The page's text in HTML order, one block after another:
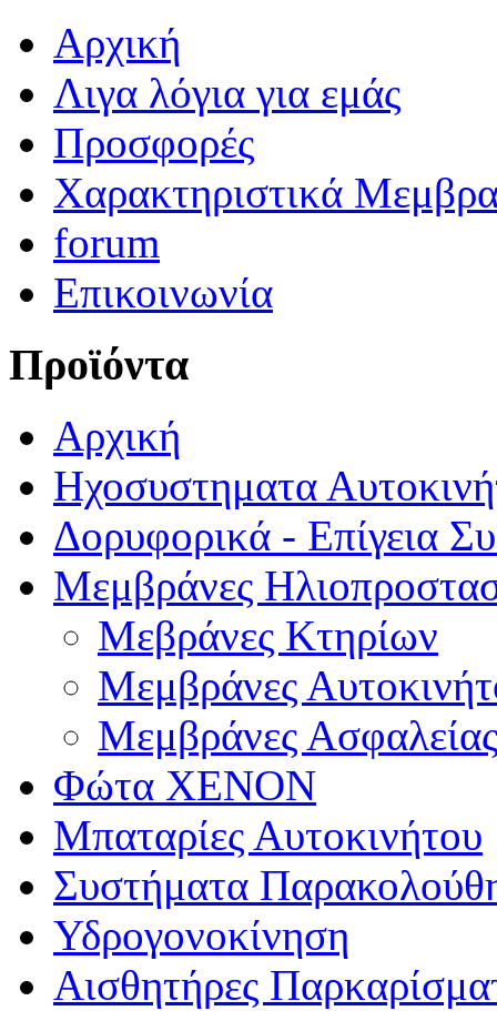
Αρχική
Λιγα λόγια για εμάς
Προσφορές
Χαρακτηριστικά
forum
Επικοινωνία
Προϊόντα
Αρχική
Ηχοσυστηματα
Δορυφορικά - Επίγεια
Μεμβράνες
Μεβράνες Κτηρίων
Μεμβράνες
Μεμβράνες Ασφαλείας
Φώτα XENON
Μπαταρίες Αυτοκινήτου
Συστήματα
Υδρογονοκίνηση
Αισθητήρες